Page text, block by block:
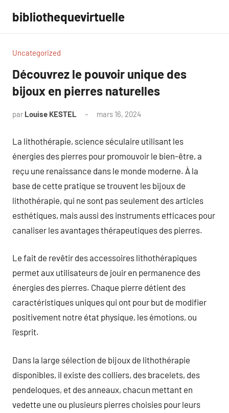
contenu
bibliothequevirtuelle
Uncategorized
Découvrez le pouvoir unique des
bijoux en pierres naturelles
par Louise KESTEL mars 16, 2024
La lithothérapie, science séculaire utilisant les
énergies des pierres pour promouvoir le bien-être, a
reçu une renaissance dans le monde moderne. À la
base de cette pratique se trouvent les bijoux de
lithothérapie, qui ne sont pas seulement des articles
esthétiques, mais aussi des instruments efficaces pour
canaliser les avantages thérapeutiques des pierres.
Le fait de revêtir des accessoires lithothérapiques
permet aux utilisateurs de jouir en permanence des
énergies des pierres. Chaque pierre détient des
caractéristiques uniques qui ont pour but de modifier
positivement notre état physique, les émotions, ou
l’esprit.
Dans la large sélection de bijoux de lithothérapie
disponibles, il existe des colliers, des bracelets, des
pendeloques, et des anneaux, chacun mettant en
vedette une ou plusieurs pierres choisies pour leurs